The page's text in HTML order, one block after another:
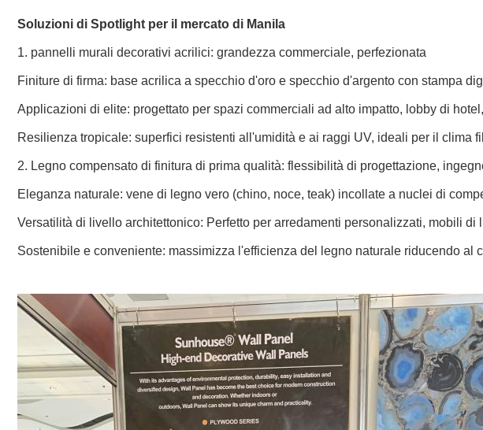
Soluzioni di Spotlight per il mercato di Manila
1. pannelli murali decorativi acrilici: grandezza commerciale, perfezionata
Finiture di firma: base acrilica a specchio d'oro e specchio d'argento con stampa
Applicazioni di elite: progettato per spazi commerciali ad alto impatto, lobby di
Resilienza tropicale: superfici resistenti all'umidità e ai raggi UV, ideali per il clima
2. Legno compensato di finitura di prima qualità: flessibilità di progettazione,
Eleganza naturale: vene di legno vero (chino, noce, teak) incollate a nuclei di
Versatilità di livello architettonico: Perfetto per arredamenti personalizzati, mobili
Sostenibile e conveniente: massimizza l'efficienza del legno naturale riducendo al